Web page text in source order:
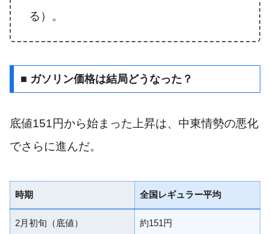
る）。
■ ガソリン価格は結局どうなった？
底値151円から始まった上昇は、中東情勢の悪化
でさらに進んだ。
時期 全国レギュラー平均
2月初旬（底値） 約151円